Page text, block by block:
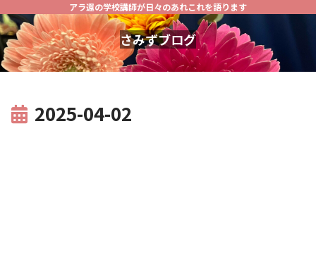
アラ還の学校講師が日々のあれこれを語ります
さみずブログ
2025-04-02